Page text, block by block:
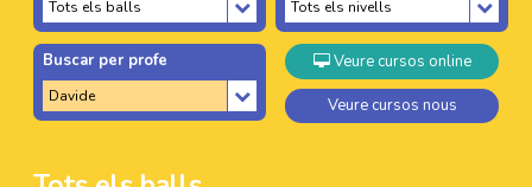
Buscar per profe Veure cursos online
Veure cursos nous